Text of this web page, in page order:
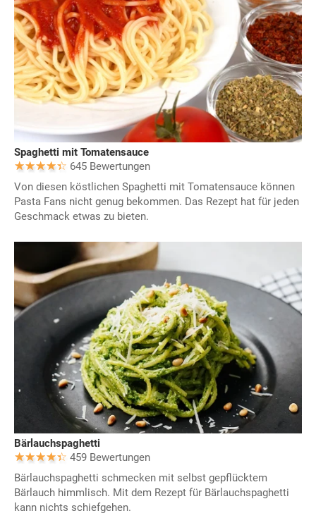
Spaghetti mit Tomatensauce
645 Bewertungen
Von diesen köstlichen Spaghetti mit Tomatensauce können
Pasta Fans nicht genug bekommen. Das Rezept hat für jeden
Geschmack etwas zu bieten.
Bärlauchspaghetti
459 Bewertungen
Bärlauchspaghetti schmecken mit selbst gepflücktem
Bärlauch himmlisch. Mit dem Rezept für Bärlauchspaghetti
kann nichts schiefgehen.